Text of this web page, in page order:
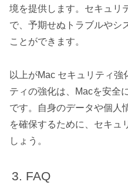
境を提供します。セキュリ
で、予期せぬトラブルやシ
ことができます。
以上がMac セキュリティ強
ティの強化は、Macを安全
です。自身のデータや個人
を確保するために、セキュ
しょう。
FAQ